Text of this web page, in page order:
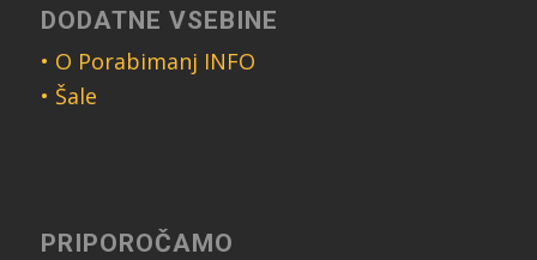
DODATNE VSEBINE
• O Porabimanj INFO
• Šale
PRIPOROČAMO